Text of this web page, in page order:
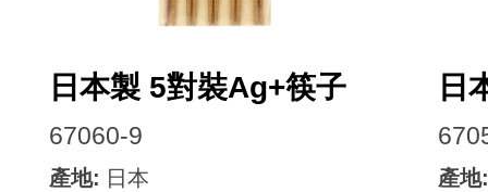
日本製 5對裝Ag+筷子
67060-9
產地: 日本
日
產地: